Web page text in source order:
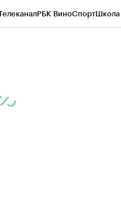
РБК ВиноСпортШкола